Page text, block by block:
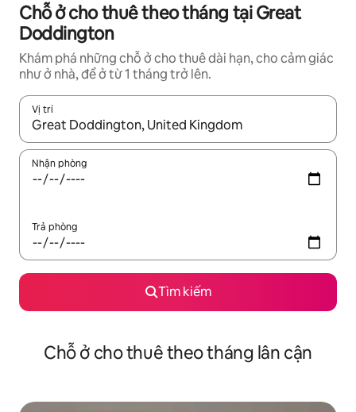
Chỗ ở cho thuê theo tháng tại Great
Doddington
Khám phá những chỗ ở cho thuê dài hạn, cho cảm giác
như ở nhà, để ở từ 1 tháng trở lên.
Vị trí
Khi có kết quả, hãy điều hướng bằng phím mũi tên lên và
Nhận phòng
Trả phòng
Tìm kiếm
Chỗ ở cho thuê theo tháng lân cận